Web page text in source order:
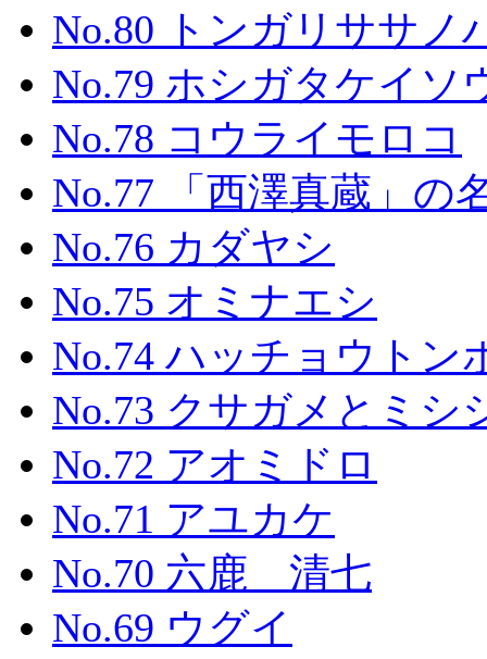
No.80 トンガリササノ
No.79 ホシガタケイソ
No.78 コウライモロコ
No.77 「西澤真蔵」の
No.76 カダヤシ
No.75 オミナエシ
No.74 ハッチョウトン
No.73 クサガメとミシ
No.72 アオミドロ
No.71 アユカケ
No.70 六鹿 清七
No.69 ウグイ